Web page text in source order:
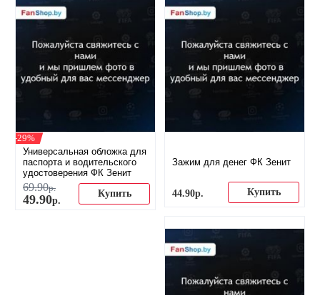
-29%
Универсальная обложка для
паспорта и водительского
удостоверения ФК Зенит
69.90р.
49.90р.
Купить
Зажим для денег ФК Зенит
44.90р. Купить